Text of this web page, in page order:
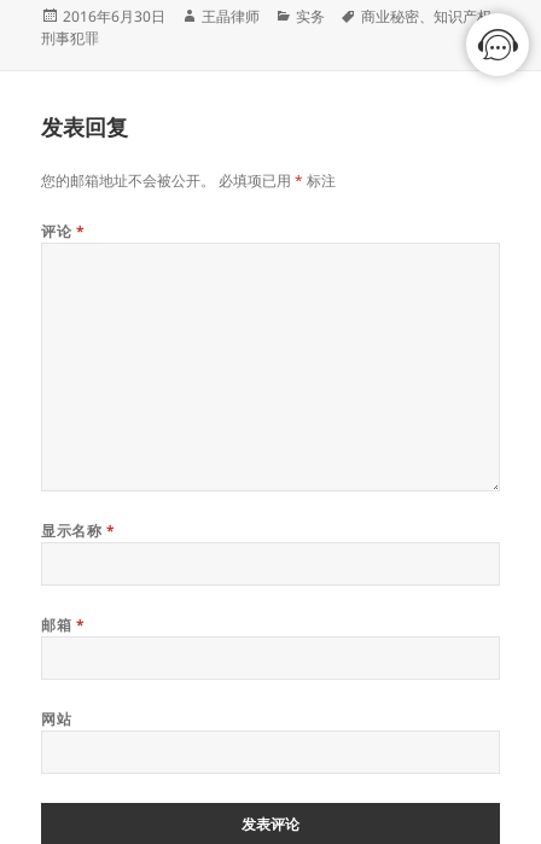
发
布
2016年6月30日
作
王晶律师
分
实务
标
商业秘密、知识产权
刑事犯罪
发表回复
您的邮箱地址不会被公开。 必填项已用* 标注
评论 *
显示名称 *
邮箱 *
网站